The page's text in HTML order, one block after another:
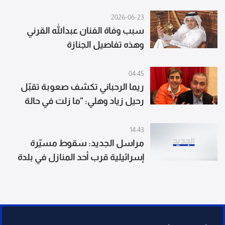
ـشهاد افراد عائلتها
2026-06-23
سبب وفاة الفنان عبدالله القرني
وهذه تفاصيل الجنازة
04:45
ريما الرحباني تكشف صعوبة تقبّل
رحيل زياد وهلي: "ما زلت في حالة
14:43
مراسل الجديد: سقوط مسيّرة
إسرائيلية قرب أحد المنازل في بلدة